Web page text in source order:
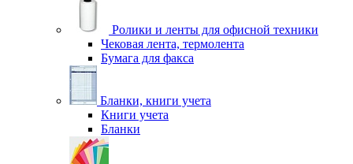
Ролики и ленты для офисной техники
Чековая лента, термолента
Бумага для факса
Бланки, книги учета
Книги учета
Бланки